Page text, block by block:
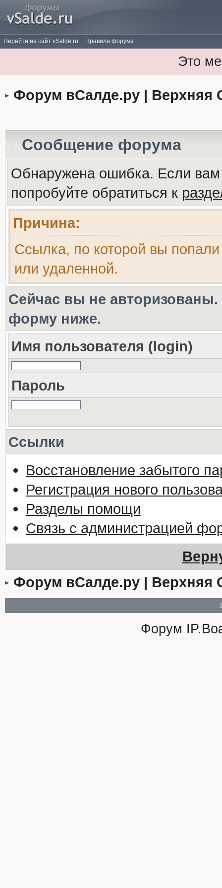
Перейти на сайт vSalde.ru Правила форума
Это
Форум вСалде.ру | Верхняя
Сообщение форума
Обнаружена ошибка. Если
попробуйте обратиться к
Причина:
Ссылка, по которой вы
или удаленной.
Сейчас вы не авторизованы.
форму ниже.
Имя пользователя (login)
Пароль
Ссылки
Восстановление забытого
Регистрация нового
Разделы помощи
Связь с администрацией
Форум вСалде.ру | Верхняя
Форум